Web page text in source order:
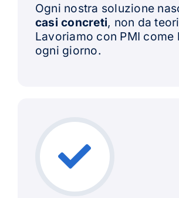
Ogni nostra soluzione
casi concreti, non da
Lavoriamo con PMI come
ogni giorno.